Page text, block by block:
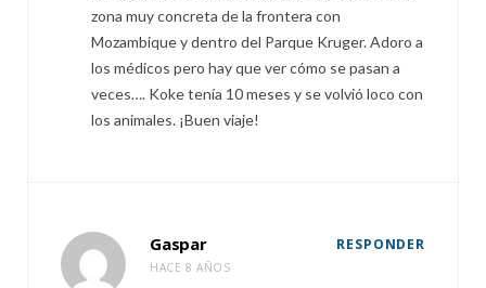
zona muy concreta de la frontera con
Mozambique y dentro del Parque Kruger. Adoro a
los médicos pero hay que ver cómo se pasan a
veces…. Koke tenía 10 meses y se volvió loco con
los animales. ¡Buen viaje!
Gaspar
HACE 8 AÑOS
RESPONDER